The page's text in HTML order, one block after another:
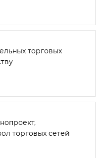
торговых
торговых сетей